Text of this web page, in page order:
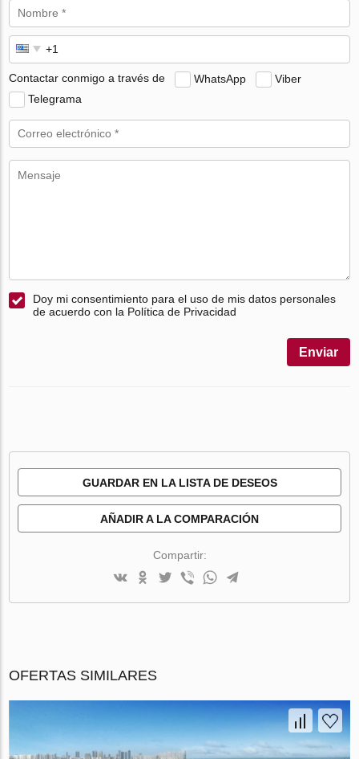
Contactar conmigo a través de WhatsApp
Viber
Telegrama
Doy mi consentimiento para el uso de mis datos personales
de acuerdo con la Política de Privacidad
Enviar
GUARDAR EN LA LISTA DE DESEOS
AÑADIR A LA COMPARACIÓN
Compartir:
OFERTAS SIMILARES